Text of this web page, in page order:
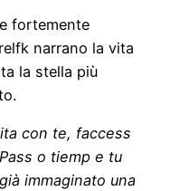
fortemente
narrano la vita
la stella più
con te, faccess
o tiemp e tu
immaginato una